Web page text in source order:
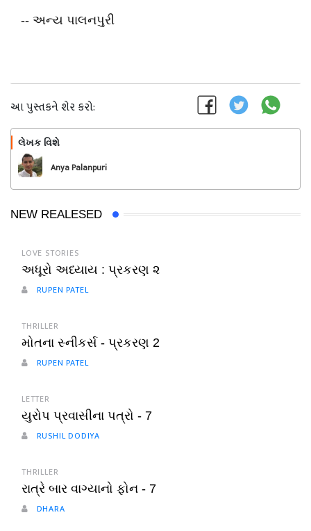
-- અન્ય પાલનપુરી
આ પુસ્તકને શેર કરો:
લેખક વિશે
Anya Palanpuri
NEW REALESED
LOVE STORIES
અધૂરો અધ્યાય : પ્રકરણ ૨
RUPEN PATEL
THRILLER
મોતના સ્નીકર્સ - પ્રકરણ 2
RUPEN PATEL
LETTER
યુરોપ પ્રવાસીના પત્રો - 7
RUSHIL DODIYA
THRILLER
રાત્રે બાર વાગ્યાનો ફોન - 7
DHARA